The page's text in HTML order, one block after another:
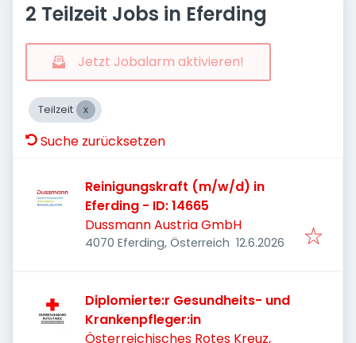
2 Teilzeit Jobs in Eferding
Jetzt Jobalarm aktivieren!
Teilzeit
Suche zurücksetzen
Reinigungskraft (m/w/d) in
Eferding - ID: 14665
Dussmann Austria GmbH
4070 Eferding, Österreich Veröffentlicht:
12.6.2026
Diplomierte:r Gesundheits- und
Krankenpfleger:in
Österreichisches Rotes Kreuz,